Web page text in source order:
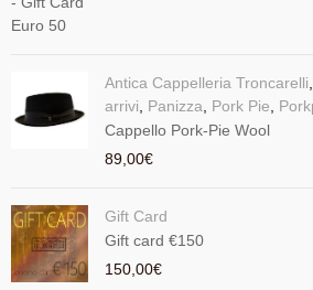
Antica Cappelleria Troncarelli
arrivi
Panizza Pork Pie
Cappello Pork-Pie Wool
89,00€
Gift Card
Gift card €150
150,00€